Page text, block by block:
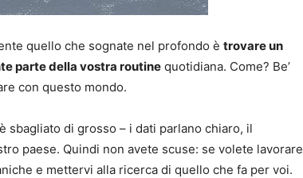
quello che sognate nel profondo è trovare un
parte della vostra routine quotidiana. Come? Be’
con questo mondo.
sbagliato di grosso – i dati parlano chiaro, il
paese. Quindi non avete scuse: se volete lavorare
e mettervi alla ricerca di quello che fa per voi.